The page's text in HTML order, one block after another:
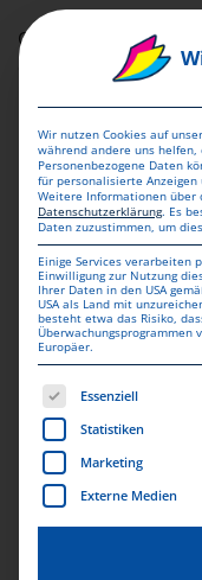
Cross- & Upselling
extrem
5) VIP-
Exklusive Angebote
Drops, Member
Use
Reaktivierung von
Offline-Retargeting
Launch-
Loyalty-
Black Friday oder
Wir nutzen Cookies auf
während andere uns helfen,
Personenbezogene Daten
für personalisierte Anzeigen
Weitere Informationen über
Datenschutzerklärung. Es
Daten zuzustimmen, um
Einige Services verarbeiten
Einwilligung zur Nutzung
Ihrer Daten in den USA
USA als Land mit
besteht etwa das Risiko,
Überwachungsprogrammen
Europäer.
Es folgt eine Liste
Essenziell
Statistiken
Marketing
Externe Medien